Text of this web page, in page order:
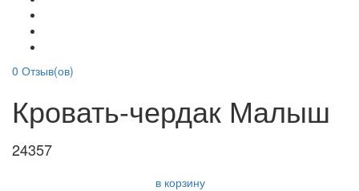
0 Отзыв(ов)
Кровать-чердак Малыш
24357
в корзину